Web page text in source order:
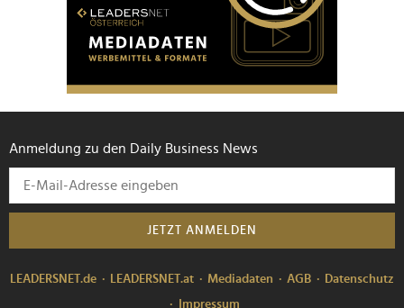
Anmeldung zu den Daily Business News
JETZT ANMELDEN
LEADERSNET.de LEADERSNET.at Mediadaten AGB
Datenschutz
Impressum